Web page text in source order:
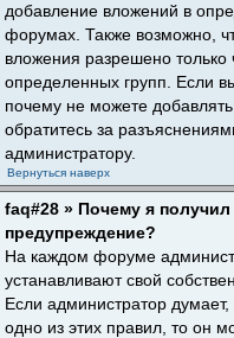
добавление вложений в
форумах. Также возможно,
вложения разрешено только
определенных групп. Если
почему не можете
обратитесь за
администратору.
Вернуться наверх
faq#28 » Почему я получил
предупреждение?
На каждом форуме
устанавливают свой
Если администратор
одно из этих правил, то он